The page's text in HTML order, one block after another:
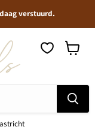
verstuurd.